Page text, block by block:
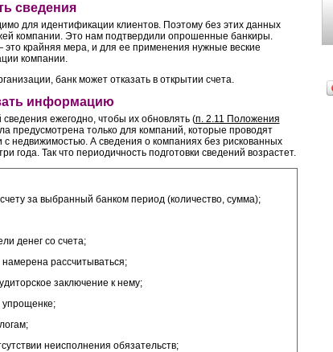
сведения
для идентификации клиентов. Поэтому без этих данных
компании. Это нам подтвердили опрошенные банкиры.
крайняя мера, и для ее применения нужные веские
компании.
банк может отказать в открытии счета.
информацию
ежегодно, чтобы их обновлять (п. 2.11 Положения
предусмотрена только для компаний, которые проводят
недвижимостью. А сведения о компаниях без рискованных
года. Так что периодичность подготовки сведений возрастет.
за выбранный банком период (количество, сумма);
денег со счета;
рассчитываться;
заключение к нему;
неисполнения обязательств;